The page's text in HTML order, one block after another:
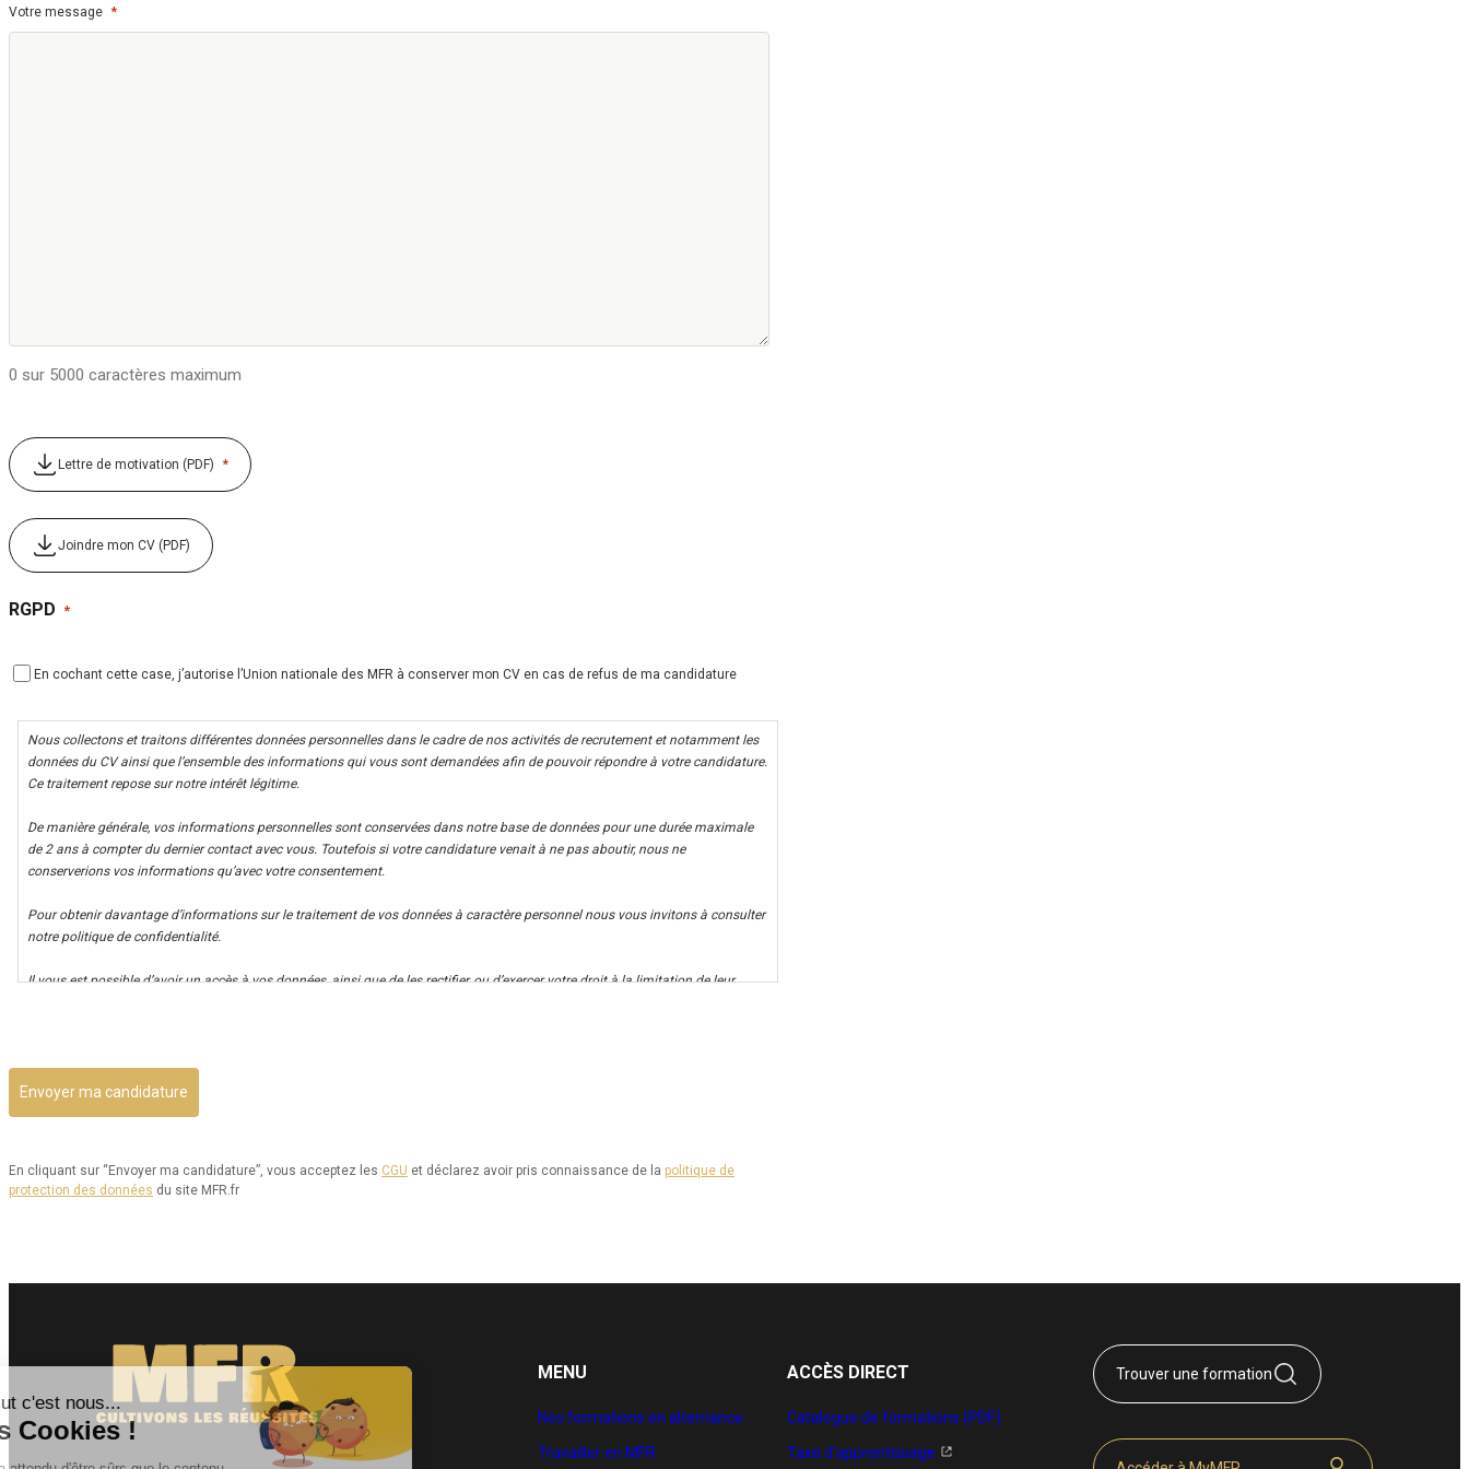
Votre message *
0 sur 5000 caractères maximum
Lettre de motivation (PDF) *
Joindre mon CV (PDF)
RGPD *
En cochant cette case, j’autorise l’Union nationale des MFR à conserver mon CV en cas de refus de ma candidature
Nous collectons et traitons différentes données personnelles dans le cadre de nos activités de recrutement et notamment les
données du CV ainsi que l’ensemble des informations qui vous sont demandées afin de pouvoir répondre à votre candidature.
Ce traitement repose sur notre intérêt légitime.
De manière générale, vos informations personnelles sont conservées dans notre base de données pour une durée maximale
de 2 ans à compter du dernier contact avec vous. Toutefois si votre candidature venait à ne pas aboutir, nous ne
conserverions vos informations qu’avec votre consentement.
Pour obtenir davantage d’informations sur le traitement de vos données à caractère personnel nous vous invitons à consulter
notre politique de confidentialité.
Il vous est possible d’avoir un accès à vos données, ainsi que de les rectifier, ou d’exercer votre droit à la limitation de leur
Vous pouvez consulter le site de la CNIL.fr ou https://www.cnil.fr/fr/reglement-europeen-protection-
donnees/chapitre3#Section2 pour plus d’informations sur vos droits.
Enfin, si vous estimez que vos droits informatiques et libertés ne sont pas respectés, vous pouvez adresser une réclamation à
En cliquant sur “Envoyer ma candidature”, vous acceptez les CGU et déclarez avoir pris connaissance de la politique de
protection des données du site MFR.fr
MENU
Nos formations en alternance
Travailler en MFR
ACCÈS DIRECT
Catalogue de formations (PDF)
Taxe d'apprentissage
Trouver une formation